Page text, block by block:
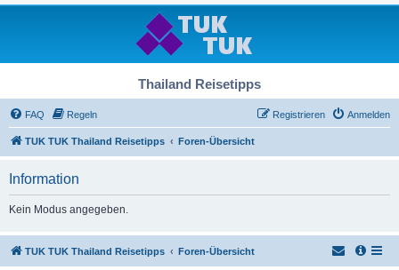
Thailand Reisetipps
FAQ Regeln Anmelden
Registrieren
TUK TUK Thailand Reisetipps Foren-Übersicht
Information
Kein Modus angegeben.
TUK TUK Thailand Reisetipps Foren-Übersicht